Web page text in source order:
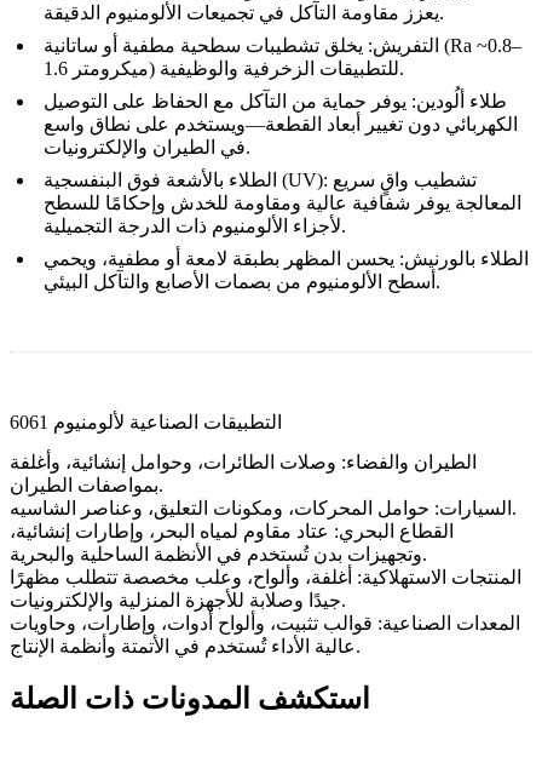
يعزز مقاومة التآكل في تجميعات الألومنيوم الدقيقة.
التفريش: يخلق تشطيبات سطحية مطفية أو ساتانية (Ra ~0.8–
1.6 ميكرومتر) للتطبيقات الزخرفية والوظيفية.
طلاء ألُودين: يوفر حماية من التآكل مع الحفاظ على التوصيل
الكهربائي دون تغيير أبعاد القطعة—ويستخدم على نطاق واسع
في الطيران والإلكترونيات.
الطلاء بالأشعة فوق البنفسجية (UV):
المعالجة يوفر شفافية عالية ومقاومة للخدش وإحكامًا للسطح
لأجزاء الألومنيوم ذات الدرجة التجميلية.
الطلاء بالورنيش: يحسن المظهر بطبقة لامعة أو مطفية، ويحمي
أسطح الألومنيوم من بصمات الأصابع والتآكل البيئي.
التطبيقات الصناعية لألومنيوم 6061
الطيران والفضاء: وصلات الطائرات، وحوامل إنشائية، وأغلفة
بمواصفات الطيران.
السيارات:
حوامل المحركات، ومكونات التعليق، وعناصر الشاسيه.
القطاع البحري: عتاد مقاوم لمياه البحر، وإطارات إنشائية،
وتجهيزات بدن تُستخدم في الأنظمة الساحلية والبحرية.
المنتجات الاستهلاكية: أغلفة، وألواح، وعلب مخصصة تتطلب مظهرًا
جيدًا وصلابة للأجهزة المنزلية والإلكترونيات.
المعدات الصناعية: قوالب تثبيت، وألواح أدوات، وإطارات، وحاويات
عالية الأداء تُستخدم في الأتمتة وأنظمة الإنتاج.
استكشف المدونات ذات الصلة